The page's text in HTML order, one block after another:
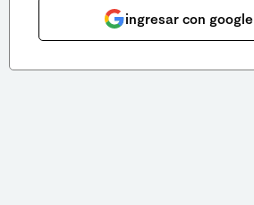
ingresar con google